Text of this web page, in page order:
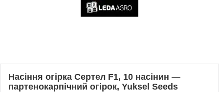
Насіння огірка Сертел F1, 10 насінин —
партенокарпічний огірок, Yuksel Seeds